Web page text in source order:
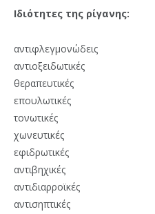
Ιδιότητες της ρίγανης:
αντιφλεγμονώδεις
αντιοξειδωτικές
θεραπευτικές
επουλωτικές
τονωτικές
χωνευτικές
εφιδρωτικές
αντιβηχικές
αντιδιαρροϊκές
αντισηπτικές